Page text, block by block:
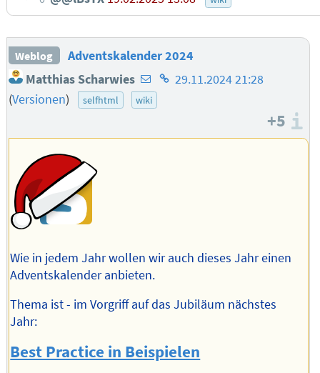
Weblog
Adventskalender 2024
Matthias Scharwies E-
Mail-
des
Homepage
des
29.11.2024 21:28
(Versionen) selfhtml wiki
+5
Wie in jedem Jahr wollen wir auch dieses Jahr einen
Adventskalender anbieten.
Thema ist - im Vorgriff auf das Jubiläum nächstes
Jahr:
Best Practice in Beispielen